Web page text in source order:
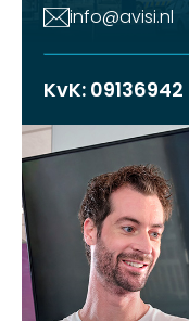
info@avisi.nl
KvK: 09136942